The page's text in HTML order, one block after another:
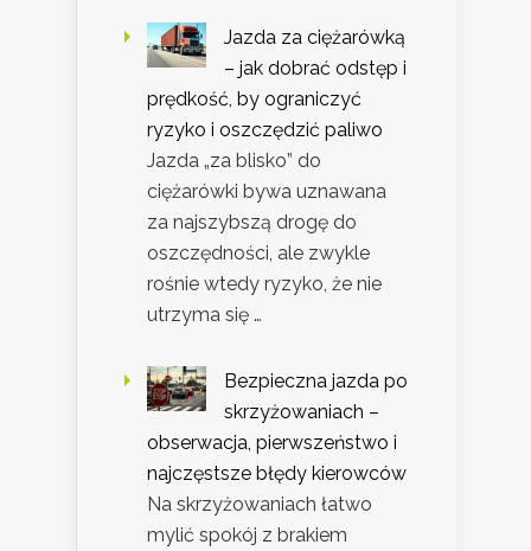
Jazda za ciężarówką
– jak dobrać odstęp i
prędkość, by ograniczyć
ryzyko i oszczędzić paliwo
Jazda „za blisko” do
ciężarówki bywa uznawana
za najszybszą drogę do
oszczędności, ale zwykle
rośnie wtedy ryzyko, że nie
utrzyma się …
Bezpieczna jazda po
skrzyżowaniach –
obserwacja, pierwszeństwo i
najczęstsze błędy kierowców
Na skrzyżowaniach łatwo
mylić spokój z brakiem